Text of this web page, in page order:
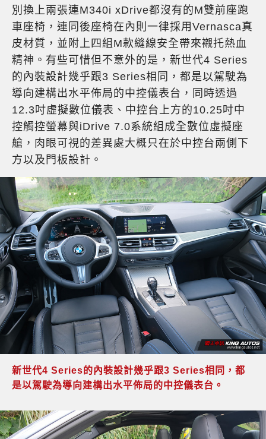
別換上兩張連M340i xDrive都沒有的M雙前座跑
車座椅，連同後座椅在內則一律採用Vernasca真
皮材質，並附上四組M款縫線安全帶來襯托熱血
精神。有些可惜但不意外的是，新世代4 Series
的內裝設計幾乎跟3 Series相同，都是以駕駛為
導向建構出水平佈局的中控儀表台，同時透過
12.3吋虛擬數位儀表、中控台上方的10.25吋中
控觸控螢幕與iDrive 7.0系統組成全數位虛擬座
艙，肉眼可視的差異處大概只在於中控台兩側下
方以及門板設計。
新世代4 Series的內裝設計幾乎跟3 Series相同，都
是以駕駛為導向建構出水平佈局的中控儀表台。